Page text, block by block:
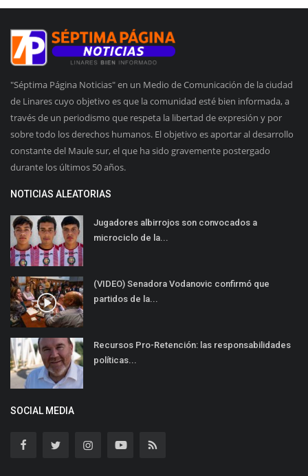
"Séptima Página Noticias" en un Medio de Comunicación de la ciudad
de Linares cuyo objetivo es que la comunidad esté bien informada, a
través de un periodismo que respeta la libertad de expresión y por
sobre todo los derechos humanos. El objetivo es aportar al desarrollo
constante del Maule sur, el que ha sido gravemente postergado
durante los últimos 50 años.
NOTICIAS ALEATORIAS
Jugadores albirrojos son convocados a
microciclo de la...
(VIDEO) Senadora Vodanovic confirmó que
partidos de la...
Recursos Pro-Retención: las responsabilidades
políticas...
SOCIAL MEDIA